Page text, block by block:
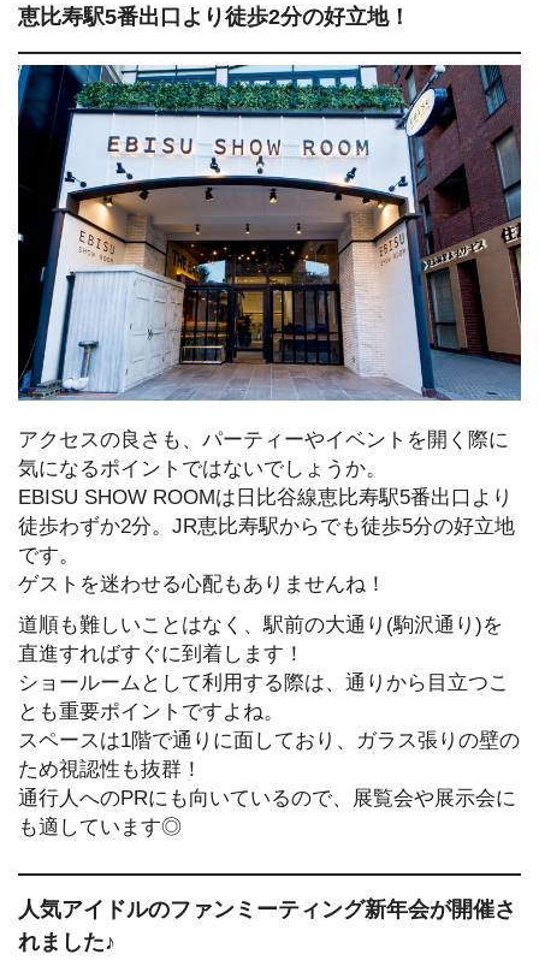
恵比寿駅5番出口より徒歩2分の好立地！
アクセスの良さも、パーティーやイベントを開く際に
気になるポイントではないでしょうか。
EBISU SHOW ROOMは日比谷線恵比寿駅5番出口より
徒歩わずか2分。JR恵比寿駅からでも徒歩5分の好立地
です。
ゲストを迷わせる心配もありませんね！
道順も難しいことはなく、駅前の大通り(駒沢通り)を
直進すればすぐに到着します！
ショールームとして利用する際は、通りから目立つこ
とも重要ポイントですよね。
スペースは1階で通りに面しており、ガラス張りの壁の
ため視認性も抜群！
通行人へのPRにも向いているので、展覧会や展示会に
も適しています◎
人気アイドルのファンミーティング新年会が開催さ
れました♪